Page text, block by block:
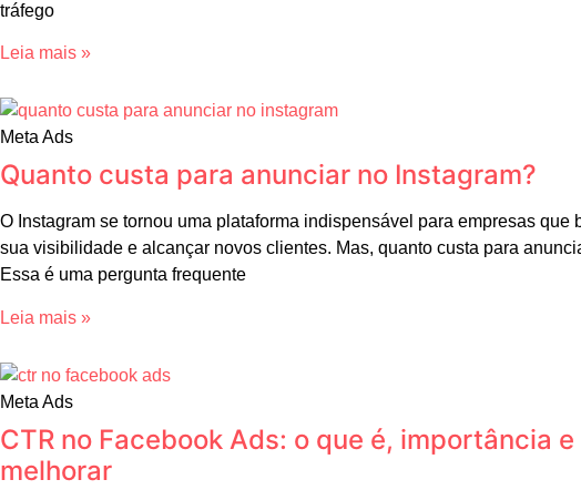
tráfego
Leia mais »
Meta Ads
Quanto custa para anunciar no Instagram?
O Instagram se tornou uma plataforma indispensável para empresas que
sua visibilidade e alcançar novos clientes. Mas, quanto custa para
Essa é uma pergunta frequente
Leia mais »
Meta Ads
CTR no Facebook Ads: o que é, importância
melhorar